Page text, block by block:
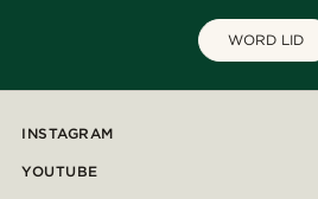
WORD LID
INSTAGRAM
YOUTUBE